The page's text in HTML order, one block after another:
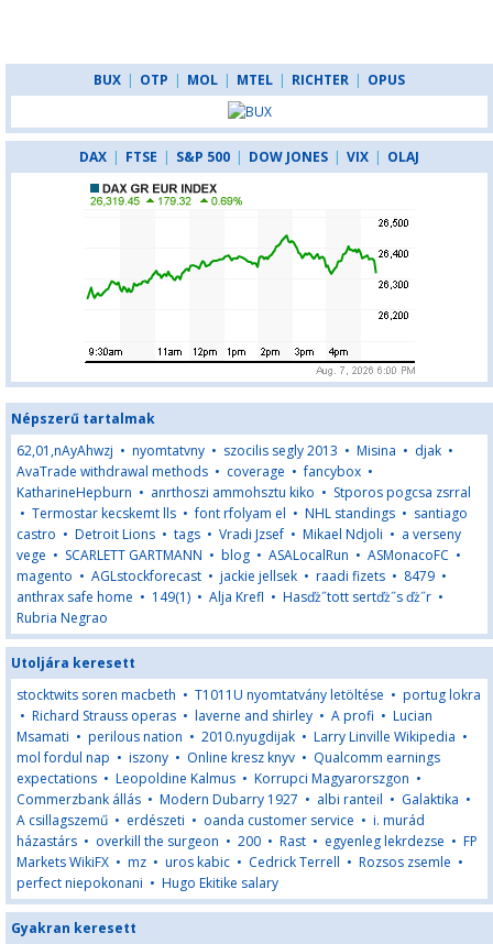
BUX | OTP | MOL | MTEL | RICHTER | OPUS
DAX | FTSE | S&P 500 | DOW JONES | VIX | OLAJ
Népszerű tartalmak
62,01,nAyAhwzj • nyomtatvny • szocilis segly 2013 • Misina • djak •
AvaTrade withdrawal methods • coverage •fancybox •
KatharineHepburn • anrthoszi ammohsztu kiko • Stporos pogcsa zsrral
• Termostar kecskemt lls •font rfolyam el • NHL standings • santiago
castro • Detroit Lions • tags • Vradi Jzsef • Mikael Ndjoli • a verseny
vege • SCARLETT GARTMANN • blog • ASALocalRun • ASMonacoFC •
magento • AGLstockforecast • jackie jellsek • raadi fizets • 8479 •
anthrax safe home • 149(1) • Alja Krefl • Hasďż˝tott sertďż˝s ďż˝r •
Rubria Negrao
Utoljára keresett
stocktwits soren macbeth • T1011U nyomtatvány letöltése • portug lokra
• Richard Strauss operas • laverne and shirley • A profi • Lucian
Msamati • perilous nation • 2010.nyugdijak • Larry Linville Wikipedia •
mol fordul nap • iszony • Online kresz knyv • Qualcomm earnings
expectations • Leopoldine Kalmus • Korrupci Magyarorszgon •
Commerzbank állás • Modern Dubarry 1927 • albi ranteil • Galaktika •
A csillagszemű • erdészeti • oanda customer service • i. murád
házastárs • overkill the surgeon • 200 • Rast • egyenleg lekrdezse • FP
Markets WikiFX • mz • uros kabic • Cedrick Terrell • Rozsos zsemle •
perfect niepokonani • Hugo Ekitike salary
Gyakran keresett